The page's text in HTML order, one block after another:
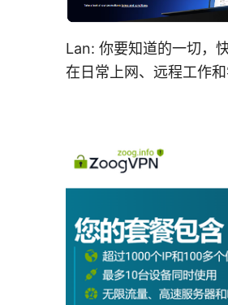
Lan: 你要知道的一切，
在日常上网、远程工作